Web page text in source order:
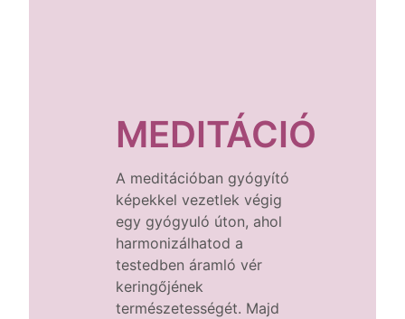
MEDITÁCIÓ
A meditációban gyógyító
képekkel vezetlek végig
egy gyógyuló úton, ahol
harmonizálhatod a
testedben áramló vér
keringőjének
természetességét. Majd